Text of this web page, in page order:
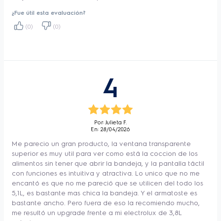
Para asegurar una preparación uniforme,
una alerta sonora y luminosa indica el
recetas sean siempre un éxito, la función
Precalentar ayuda a alcanzar la
temperatura ideal antes de los preparativos.
Limpieza ágil y sin esfuerzo. Tené más
eficiencia en la higienización, gracias a su
diseño moderno, que facilita el acceso a los
lugares que acumulan suciedad.
Con una capacidad total de 5,1 litros, la Air
Fryer Electrolux es perfecta para preparar
¿Fue útil esta evaluación?
(0)
(0)
4
Por: Julieta F.
En: 28/04/2026
Me parecio un gran producto, la ventana transparente
superior es muy util para ver como está la coccion de los
alimentos sin tener que abrir la bandeja, y la pantalla táctil
con funciones es intuitiva y atractiva. Lo unico que no me
encantó es que no me pareció que se utilicen del todo los
5,1L, es bastante mas chica la bandeja. Y el armatoste es
bastante ancho. Pero fuera de eso la recomiendo mucho,
me resultó un upgrade frente a mi electrolux de 3,8L